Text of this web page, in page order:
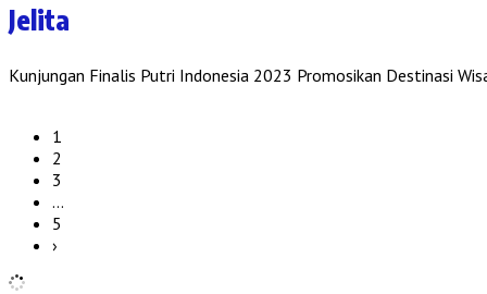
Jelita
Kunjungan Finalis Putri Indonesia 2023 Promosikan Destinasi
1
2
3
…
5
›